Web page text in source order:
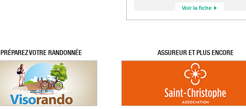
Voir la fiche
PRÉPAREZ VOTRE RANDONNÉE ASSUREUR ET PLUS ENCORE